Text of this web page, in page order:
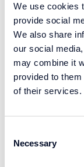
We use cookies
provide social
We also share
our social
may combine it
provided to
of their services.
Selection
Necessary
asistencia
simplificados
fianzas y
depósitos de
los operadores
participan en